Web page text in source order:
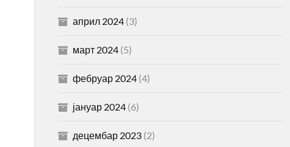
април 2024(3)
март 2024(5)
фебруар 2024(4)
јануар 2024(6)
децембар 2023(2)